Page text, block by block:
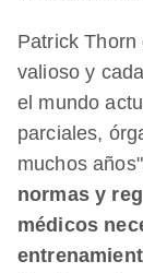
Patrick
valioso y
el mundo
parciales,
muchos
normas y
médicos